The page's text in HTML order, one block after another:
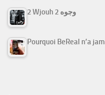
2 Wjouh 2 وجوه
Pourquoi BeReal n’a